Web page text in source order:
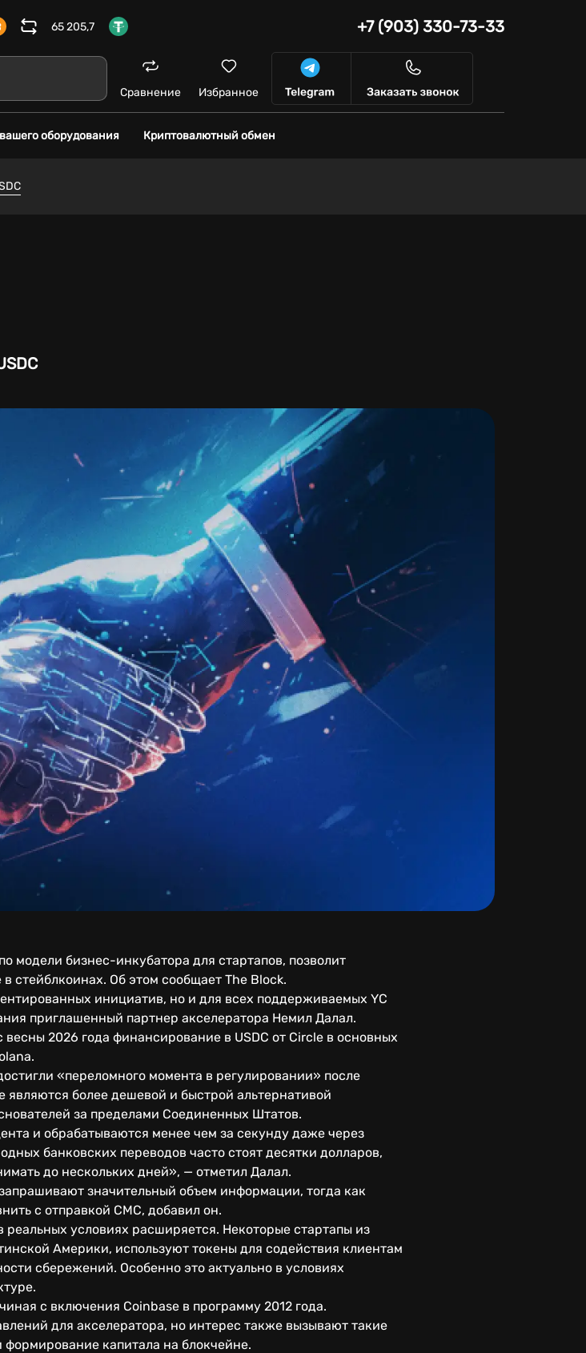
65 205,7 +7 (903) 330-73-33
Сравнение Избранное
оборудования Криптовалютный обмен
модели бизнес-инкубатора для стартапов, позволит
стейблкоинах. Об этом сообщает The Block.
инициатив, но и для всех поддерживаемых YC
приглашенный партнер акселератора Немил Далал.
2026 года финансирование в USDC от Circle в основных
«переломного момента в регулировании» после
более дешевой и быстрой альтернативой
за пределами Соединенных Штатов.
и обрабатываются менее чем за секунду даже через
банковских переводов часто стоят десятки долларов,
до нескольких дней», — отметил Далал.
значительный объем информации, тогда как
с отправкой СМС, добавил он.
условиях расширяется. Некоторые стартапы из
Америки, используют токены для содействия клиентам
сбережений. Особенно это актуально в условиях
с включения Coinbase в программу 2012 года.
для акселератора, но интерес также вызывают такие
капитала на блокчейне.